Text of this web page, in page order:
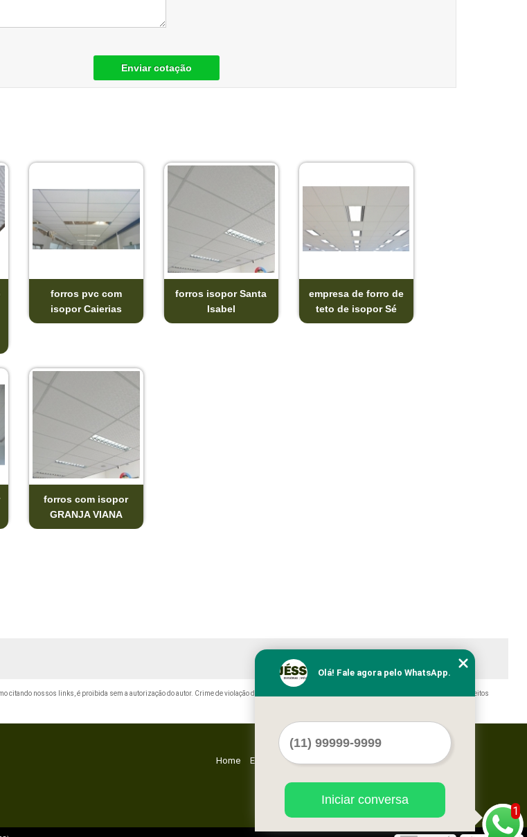
Enviar cotação
forros pvc com
isopor Caierias
forros isopor Santa
Isabel
empresa de forro de
teto de isopor Sé
forros com isopor
GRANJA VIANA
citando nossos links, é proibida sem a autorização do autor. Crime de violação de direito autoral – artigo 184 do Código Penal –
Lei 9610/98 - Lei de direitos
Home Empresa Mapa do site
1
Olá! Fale agora pelo WhatsApp.
Iniciar conversa